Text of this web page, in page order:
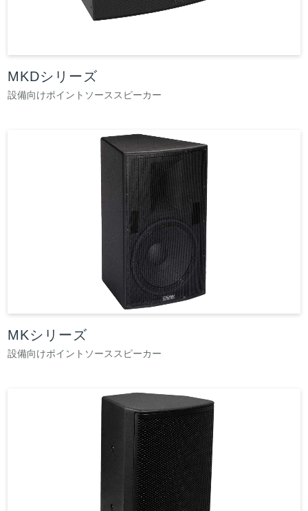
MKDシリーズ
設備向けポイントソーススピーカー
MKシリーズ
設備向けポイントソーススピーカー